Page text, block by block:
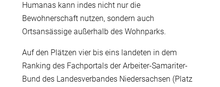
Humanas kann indes nicht nur die
Bewohnerschaft nutzen, sondern auch
Ortsansässige außerhalb des Wohnparks.
Auf den Plätzen vier bis eins landeten in dem
Ranking des Fachportals der Arbeiter-Samariter-
Bund des Landesverbandes Niedersachsen (Platz